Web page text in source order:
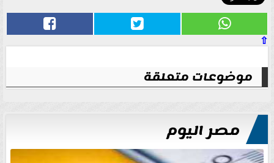
⇧
موضوعات متعلقة
مصر اليوم